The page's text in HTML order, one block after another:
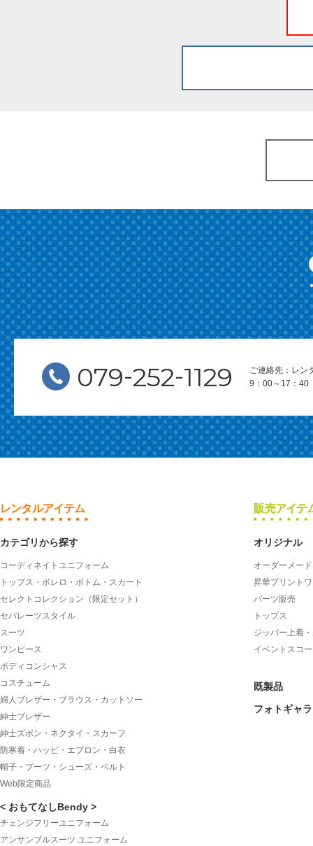
079-252-1129
ご連絡先：レン
9：00～17：
レンタルアイテム
カテゴリから探す
コーディネイトユニフォーム
トップス・ボレロ・ボトム・スカート
セレクトコレクション（限定セット）
セパレーツスタイル
スーツ
ワンピース
ボディコンシャス
コスチューム
婦人ブレザー・ブラウス・カットソー
紳士ブレザー
紳士ズボン・ネクタイ・スカーフ
防寒着・ハッピ・エプロン・白衣
帽子・ブーツ・シューズ・ベルト
Web限定商品
< おもてなしBendy >
チェンジフリーユニフォーム
アンサンブルスーツ ユニフォーム
販売アイテ
オリジナル
オーダーメー
昇華プリント
パーツ販売
トップス
ジッパー上着
イベントスコ
既製品
フォトギャ